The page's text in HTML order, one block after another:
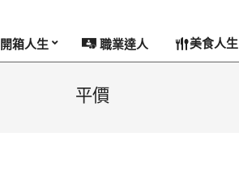
開箱人生 職業達人 美食人生
平價